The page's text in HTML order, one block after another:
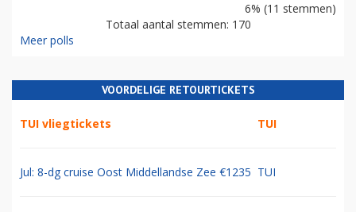
6% (11 stemmen)
Totaal aantal stemmen: 170
Meer polls
VOORDELIGE RETOURTICKETS
TUI vliegtickets TUI
Jul: 8-dg cruise Oost Middellandse Zee €1235 TUI